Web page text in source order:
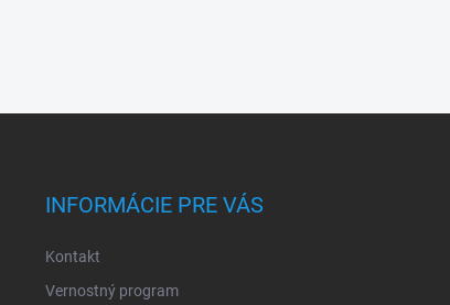
INFORMÁCIE PRE VÁS
Kontakt
Vernostný program